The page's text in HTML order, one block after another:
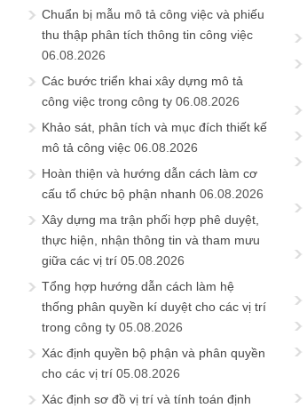
Chuẩn bị mẫu mô tả công việc và phiếu
thu thập phân tích thông tin công việc
06.08.2026
Các bước triển khai xây dựng mô tả
công việc trong công ty 06.08.2026
Khảo sát, phân tích và mục đích thiết kế
mô tả công việc 06.08.2026
Hoàn thiện và hướng dẫn cách làm cơ
cấu tổ chức bộ phận nhanh 06.08.2026
Xây dựng ma trận phối hợp phê duyệt,
thực hiện, nhận thông tin và tham mưu
giữa các vị trí 05.08.2026
Tổng hợp hướng dẫn cách làm hệ
thống phân quyền kí duyệt cho các vị trí
trong công ty 05.08.2026
Xác định quyền bộ phận và phân quyền
cho các vị trí 05.08.2026
Xác định sơ đồ vị trí và tính toán định